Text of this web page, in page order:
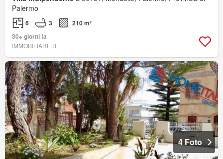
Palermo
6 3
210 m²
30+ giorni fa
IMMOBILIARE.IT
4 Foto